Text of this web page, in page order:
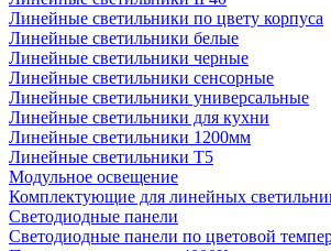
Линейные светильники по цвету корпуса
Линейные светильники белые
Линейные светильники черные
Линейные светильники сенсорные
Линейные светильники универсальные
Линейные светильники для кухни
Линейные светильники 1200мм
Линейные светильники Т5
Модульное освещение
Комплектующие для линейных
Светодиодные панели
Светодиодные панели по цветовой